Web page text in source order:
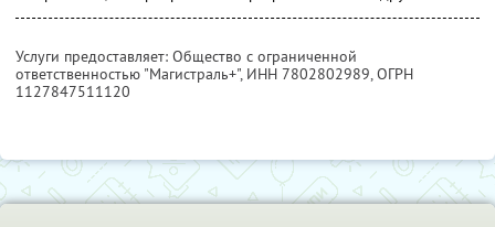
Услуги предоставляет: Общество с ограниченной
ответственностью "Магистраль+", ИНН 7802802989, ОГРН
1127847511120